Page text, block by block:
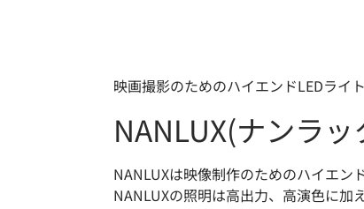
映画撮影のためのハイエンドLEDライト
NANLUX(ナンラッ
NANLUXは映像制作のためのハイエン
NANLUXの照明は高出力、高演色に加